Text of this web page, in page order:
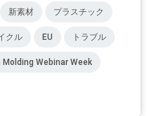
新素材 プラスチック
クル EU トラブル
Molding Webinar Week